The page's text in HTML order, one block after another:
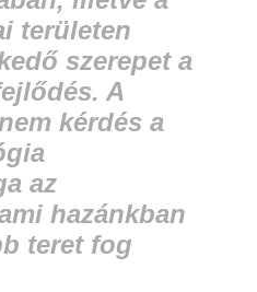
területen
szerepet a
A
kérdés a
az
hazánkban
teret fog